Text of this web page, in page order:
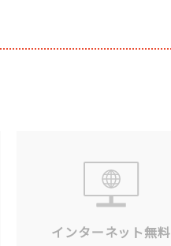
インターネット無料